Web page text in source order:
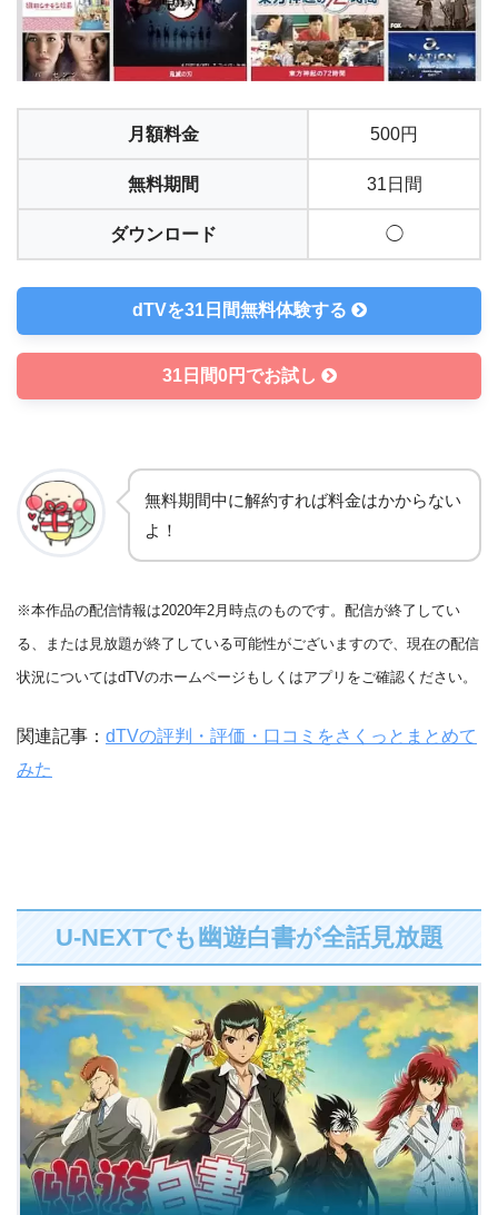
月額料金 500円
無料期間 31日間
ダウンロード ◯
dTVを31日間無料体験する
31日間0円でお試し
無料期間中に解約すれば料金はかからない
よ！
※本作品の配信情報は2020年2月時点のものです。配信が終了してい
る、または見放題が終了している可能性がございますので、現在の配信
状況についてはdTVのホームページもしくはアプリをご確認ください。
関連記事： dTVの評判・評価・口コミをさくっとまとめて
みた
U-NEXTでも幽遊白書が全話見放題